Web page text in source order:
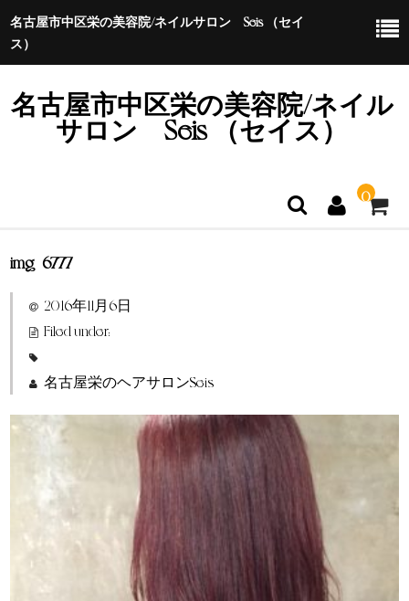
名古屋市中区栄の美容院/ネイルサロン Seis （セイ
ス）
名古屋市中区栄の美容院/ネイル
サロン Seis （セイス）
0
ホーム
特定商取引法に基づく表示
img_6777
2016年11月6日
Filed under:
名古屋栄のヘアサロンSeis